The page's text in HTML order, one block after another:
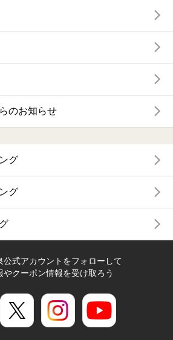
のお知らせ
グ
グ
公式アカウントをフォローして
やクーポン情報を受け取ろう